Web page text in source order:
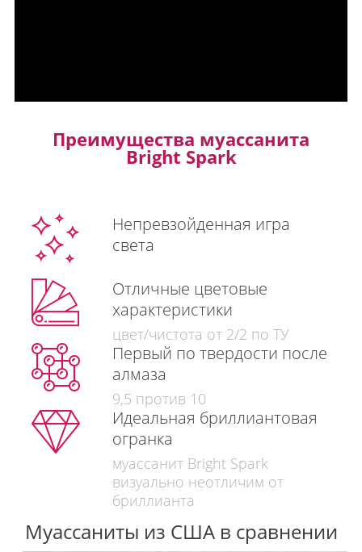
Преимущества муассанита
Bright Spark
Непревзойденная игра
света
Отличные цветовые
характеристики
цвет/чистота от 2/2 по ТУ
Первый по твердости после
алмаза
9,5 против 10
Идеальная бриллиантовая
огранка
муассанит Bright Spark
визуально неотличим от
бриллианта
Муассаниты из США в сравнении